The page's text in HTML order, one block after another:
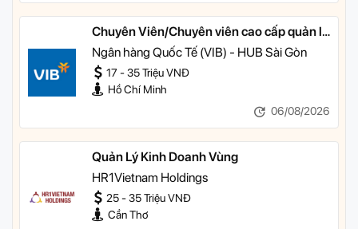
Chuyên Viên/Chuyên viên cao cấp quản lý
khách hàng ưu tiên
Ngân hàng Quốc Tế (VIB) - HUB Sài Gòn
17 - 35 Triệu VNĐ
Hồ Chí Minh
06/08/2026
Quản Lý Kinh Doanh Vùng
HR1Vietnam Holdings
25 - 35 Triệu VNĐ
Cần Thơ